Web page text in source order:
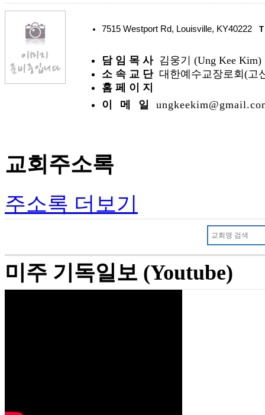
7515 Westport Rd, Louisville, KY40222 T
담 임 목 사 김웅기 (Ung Kee Kim)
소 속 교 단 대한예수교장로회(고
홈 페 이 지
이 메 일
교회주소록
주소록 더보기
미주 기독일보 (Youtube)